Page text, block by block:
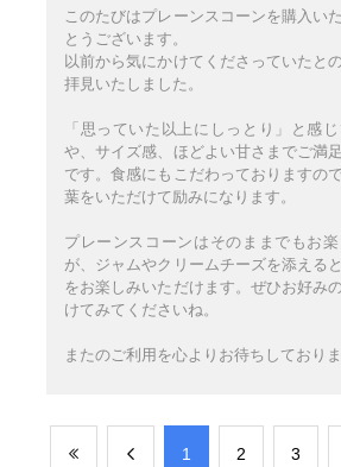
このたびはプレーンスコーンを購入い
とうございます。
以前から気にかけてくださっていたと
拝見いたしました。
「思っていた以上にしっとり」と感
や、サイズ感、ほどよい甘さまでご満
です。食感にもこだわっておりますの
葉をいただけて励みになります。
プレーンスコーンはそのままでもお
が、ジャムやクリームチーズを添える
をお楽しみいただけます。ぜひお好み
けてみてくださいね。
またのご利用を心よりお待ちしておりま
​1 ​2 ​3